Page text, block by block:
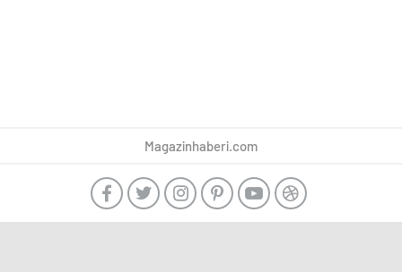
Magazinhaberi.com